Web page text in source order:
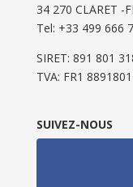
34 270 CLARET -
Tel: ‭+33 499 666
SIRET: 891 801
TVA: FR1
SUIVEZ-NOUS